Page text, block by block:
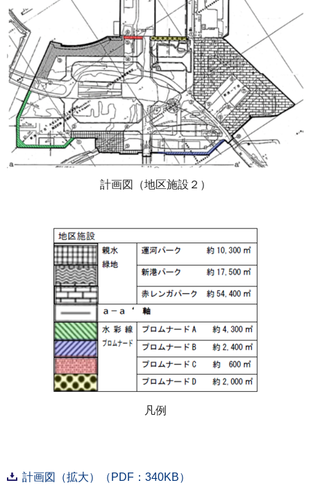
計画図（地区施設２）
凡例
計画図（拡大）（PDF：340KB）